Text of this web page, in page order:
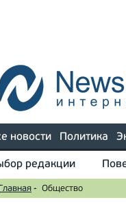
новости Политика
редакции
- Общество